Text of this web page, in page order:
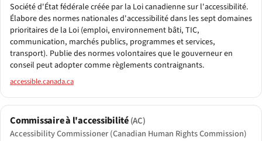
Société d'État fédérale créée par la Loi canadienne sur l'accessibilité.
Élabore des normes nationales d'accessibilité dans les sept domaines
prioritaires de la Loi (emploi, environnement bâti, TIC,
communication, marchés publics, programmes et services,
transport). Publie des normes volontaires que le gouverneur en
conseil peut adopter comme règlements contraignants.
accessible.canada.ca
Commissaire à l'accessibilité(AC)
Accessibility Commissioner (Canadian Human Rights Commission)